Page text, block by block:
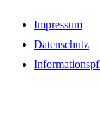
Impressum
Datenschutz